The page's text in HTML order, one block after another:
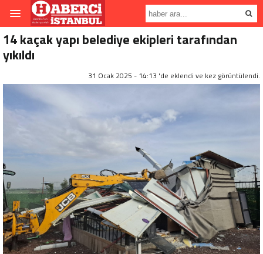
14 kaçak yapı belediye ekipleri tarafından
yıkıldı
31 Ocak 2025 - 14:13 'de eklendi ve kez görüntülendi.